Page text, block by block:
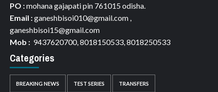
PO :mohana gajapati pin 761015 odisha.
Email :ganeshbisoi010@gmail.com ,
ganeshbisoi15@gmail.com
Mob : 9437620700, 8018150533, 8018250533
Categories
BREAKING NEWS TEST SERIES TRANSFERS